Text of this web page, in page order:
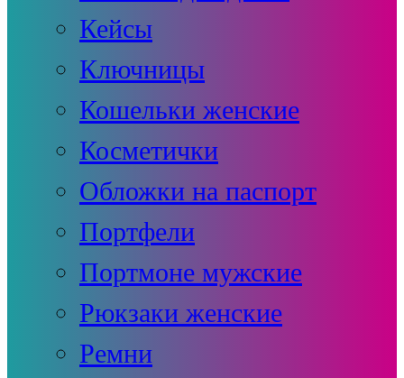
Кейсы
Ключницы
Кошельки женские
Косметички
Обложки на паспорт
Портфели
Портмоне мужские
Рюкзаки женские
Ремни